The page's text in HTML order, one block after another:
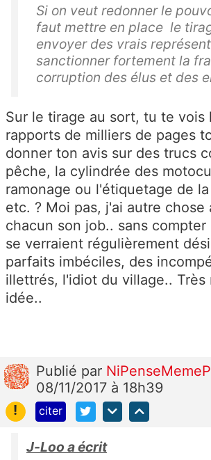
Si on veut redonner le
faut mettre en place le
envoyer des vrais
sanctionner fortement la
corruption des élus et des
Sur le tirage au sort, tu te vois
rapports de milliers de pages
donner ton avis sur des trucs
pêche, la cylindrée des
ramonage ou l'étiquetage de
etc. ? Moi pas, j'ai autre chose
chacun son job.. sans compter
se verraient régulièrement
parfaits imbéciles, des
illettrés, l'idiot du village.. Très
idée..
Publié par
08/11/2017 à 18h39
!
citer
J-Loo a écrit